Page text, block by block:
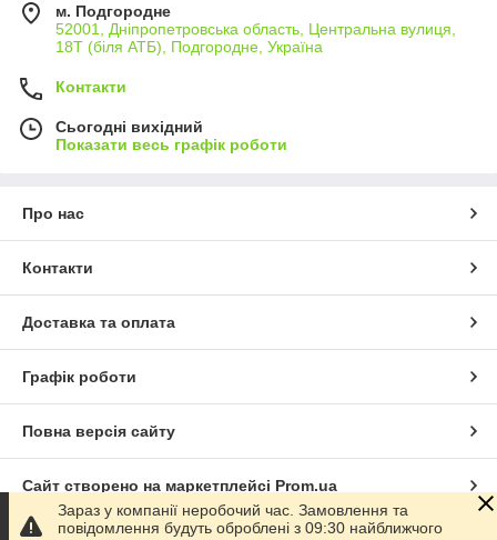
м. Подгородне
52001, Дніпропетровська область, Центральна вулиця,
18Т (біля АТБ), Подгородне, Україна
Контакти
Сьогодні вихідний
Показати весь графік роботи
Про нас
Контакти
Доставка та оплата
Графік роботи
Повна версія сайту
Сайт створено на маркетплейсі Prom.ua
Зараз у компанії неробочий час. Замовлення та
повідомлення будуть оброблені з 09:30 найближчого